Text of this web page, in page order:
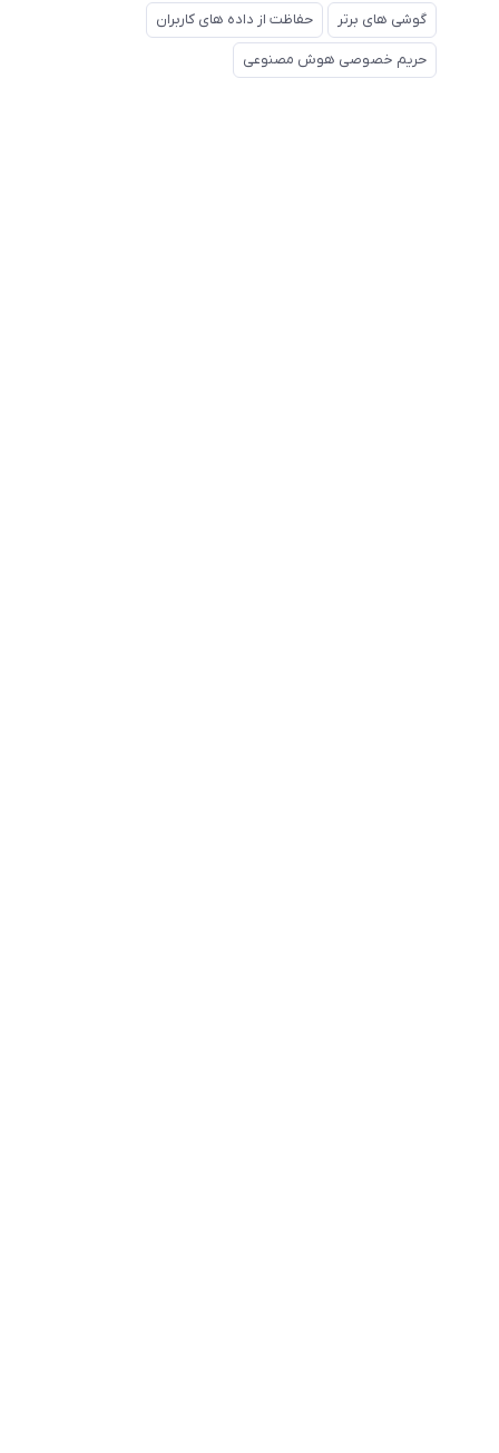
گوشی های برتر حفاظت از داده های کاربران
حریم خصوصی هوش مصنوعی